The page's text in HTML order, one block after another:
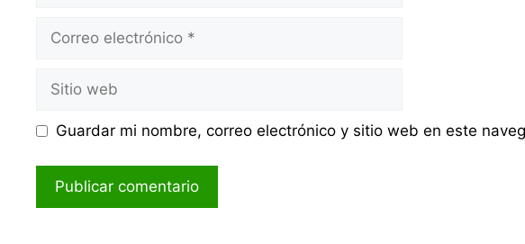
Correo
Sitio
web
Guardar mi nombre, correo electrónico y sitio web en este